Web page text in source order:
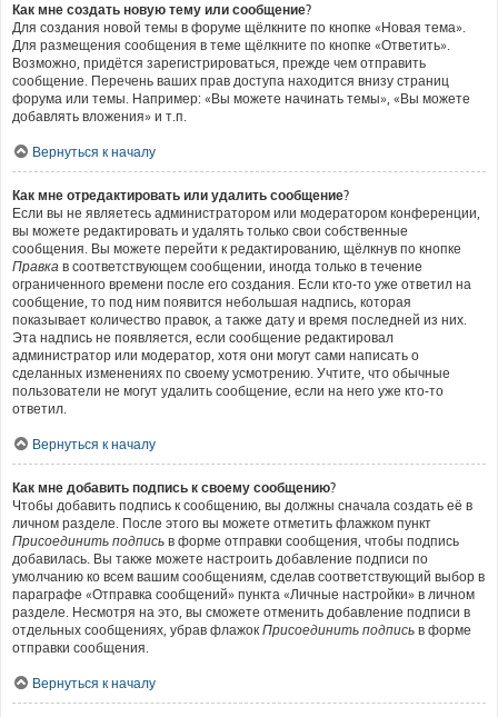
Как мне создать новую тему или сообщение?
Для создания новой темы в форуме щёлкните по кнопке «Новая тема».
Для размещения сообщения в теме щёлкните по кнопке «Ответить».
Возможно, придётся зарегистрироваться, прежде чем отправить
сообщение. Перечень ваших прав доступа находится внизу страниц
форума или темы. Например: «Вы можете начинать темы», «Вы можете
добавлять вложения» и т.п.
Вернуться к началу
Как мне отредактировать или удалить сообщение?
Если вы не являетесь администратором или модератором конференции,
вы можете редактировать и удалять только свои собственные
сообщения. Вы можете перейти к редактированию, щёлкнув по кнопке
Правка в соответствующем сообщении, иногда только в течение
ограниченного времени после его создания. Если кто-то уже ответил на
сообщение, то под ним появится небольшая надпись, которая
показывает количество правок, а также дату и время последней из них.
Эта надпись не появляется, если сообщение редактировал
администратор или модератор, хотя они могут сами написать о
сделанных изменениях по своему усмотрению. Учтите, что обычные
пользователи не могут удалить сообщение, если на него уже кто-то
ответил.
Вернуться к началу
Как мне добавить подпись к своему сообщению?
Чтобы добавить подпись к сообщению, вы должны сначала создать её в
личном разделе. После этого вы можете отметить флажком пункт
Присоединить подпись в форме отправки сообщения, чтобы подпись
добавилась. Вы также можете настроить добавление подписи по
умолчанию ко всем вашим сообщениям, сделав соответствующий выбор в
параграфе «Отправка сообщений» пункта «Личные настройки» в личном
разделе. Несмотря на это, вы сможете отменить добавление подписи в
отдельных сообщениях, убрав флажок Присоединить подпись в форме
отправки сообщения.
Вернуться к началу